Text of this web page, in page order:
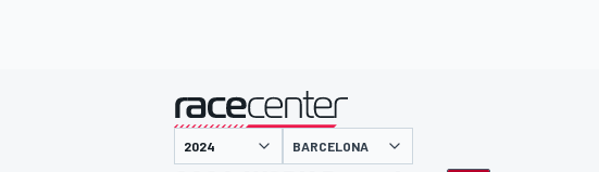
presentado por
BARCELONA